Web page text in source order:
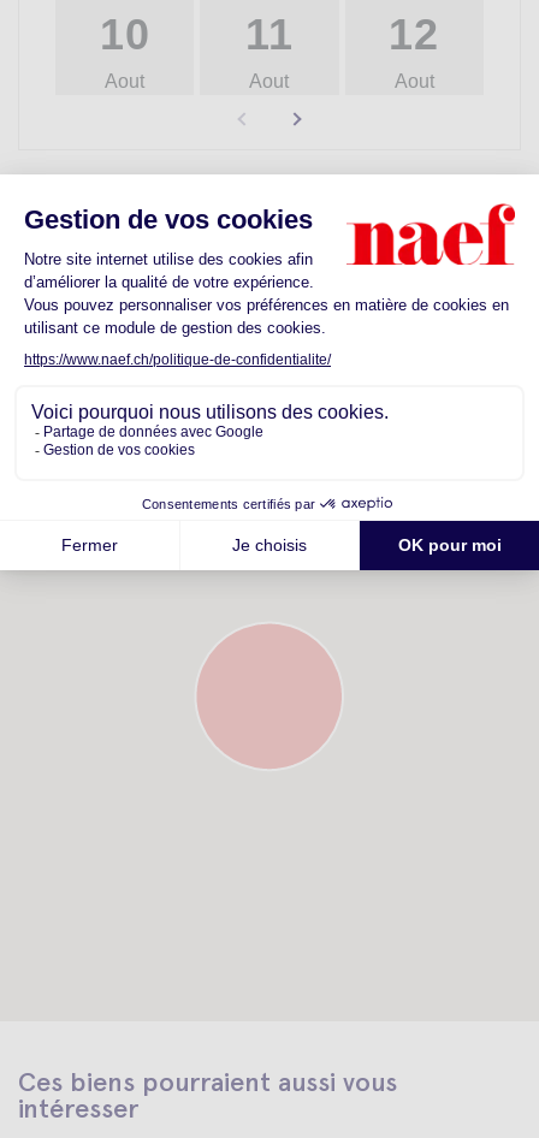
10
Aout
11
Aout
12
Aout
Découvrez les commodités proches de
votre futur quartier
Ecoles
Ces biens pourraient aussi vous
intéresser